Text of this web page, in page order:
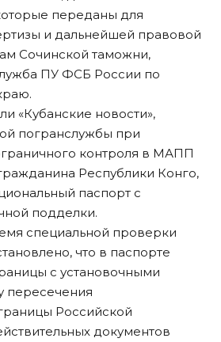
переданы для
и дальнейшей правовой
Сочинской таможни,
ПУ ФСБ России по
«Кубанские новости»,
погранслужбы при
контроля в МАПП
Республики Конго,
паспорт с
подделки.
специальной проверки
что в паспорте
с установочными
пересечения
Российской
документов